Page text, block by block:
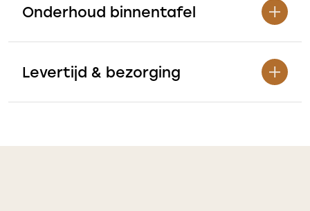
Onderhoud binnentafel
Levertijd & bezorging